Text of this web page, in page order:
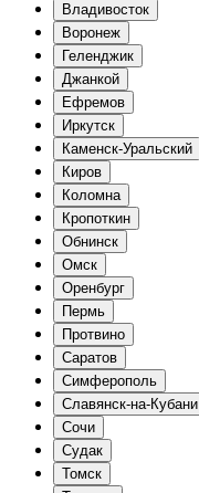
Владивосток
Воронеж
Геленджик
Джанкой
Ефремов
Иркутск
Каменск-Уральский
Киров
Коломна
Кропоткин
Обнинск
Омск
Оренбург
Пермь
Протвино
Саратов
Симферополь
Славянск-на-Кубани
Сочи
Судак
Томск